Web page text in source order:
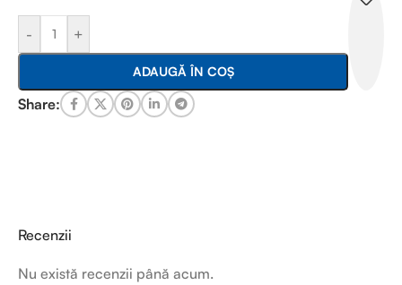
- +
ADAUGĂ ÎN COȘ
Share:
Recenzii
Nu există recenzii până acum.